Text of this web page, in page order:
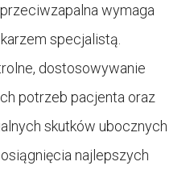
wymaga
specjalistą.
dostosowywanie
potrzeb pacjenta oraz
skutków ubocznych
najlepszych